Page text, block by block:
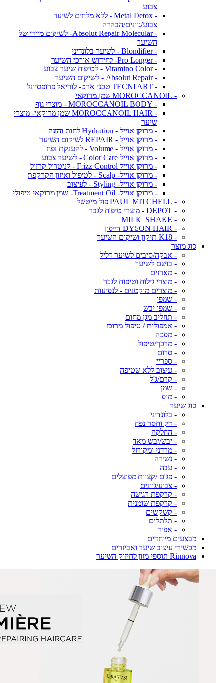
צבוע
- Metal Detox - ללא מלחים לשיער
צבוע/גוונים/הבהרה
- Absolut Repair Molecular- לשיקום מיידי של
השיער
- Blondifier - לשיער בלונדיני
- Pro Longer- לחידוש אורכי השיער
- Vitamino Color - לטיפוח שיער צבוע
- Absolut Repair - לשיקום השיער
- TECNI ART טכני ארט- לוריאל פרופסיונל
- MOROCCANOIL שמן מרוקאי
- MOROCCANOIL BODY - מוצרי גוף
- MOROCCANOIL HAIR שמן מרוקאי- מוצרי
שיער
- מרוקן אוייל - Hydration לחות והזנה
- מרוקן אוייל - REPAIR לשיקום השיער
- מרוקן אוייל - Volume - להענקת נפח
- מרוקן אוייל Color Care - לשיער צבוע
- מרוקן אוייל Frizz Control - לניטרול קרזול
- מרוקן אוייל- Scalp - לטיפול ואיזון הקרקפת
- מרוקן אוייל- Styling - לעיצוב
- מרוקן אוייל- Treatment Oil- שמן מרוקאי טיפולי
- PAUL MITCHELL פול מיטשל
- DEPOT - מוצרי טיפוח לגבר
- MILK_SHAKE
- DYSON HAIR דייסון
- K18 תיקון ושיקום השיער
סוג מוצר
- אבקה/סיבים לשיער דליל
- בושם לשיער
- מארזים
- מוצרי גילוח וטיפוח לגבר
- מוצרים מוקטנים - לנסיעות
- שמפו
- שמפו יבש
- תחליב מגן מחום
- אמפולות / טיפול מרוכז
- מסכה
- מרכך/טיפול
- סרום
- ספריי
- עיצוב ללא שטיפה
- קרם/ג'ל
- שמן
- מוס
סוג שיער
- בלונדיני
- דק וחסר נפח
- החלקה
- יבש/יבש מאד
- מרדני ומקורזל
- נשירה
- עבה
- פגום /קצוות מפוצלים
- צבוע/גוונים
- קרקפת רגישה
- קרקפת שומנית
- קשקשים
- תלתלים
- אפור
מבצעים מיוחדים
מכשירי עיצוב שיער ואביזרים
Rinnova תוספי מזון לחיזוק השיער